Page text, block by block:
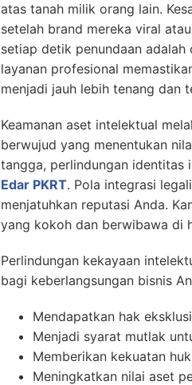
atas tanah milik orang lain.
setelah brand mereka viral
setiap detik penundaan
layanan profesional
menjadi jauh lebih tenang dan
Keamanan aset intelektual
berwujud yang menentukan
tangga, perlindungan identitas
Edar PKRT. Pola integrasi
menjatuhkan reputasi Anda.
yang kokoh dan berwibawa di
Perlindungan kekayaan
bagi keberlangsungan bisnis
Mendapatkan hak
Menjadi syarat mutlak
Memberikan kekuatan
Meningkatkan nilai aset